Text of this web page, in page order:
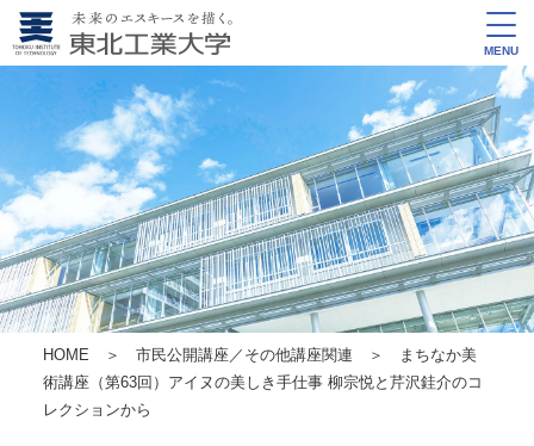
MENU
HOME ＞ 市民公開講座／その他講座関連 ＞ まちなか美
術講座（第63回） アイヌの美しき手仕事 柳宗悦と芹沢銈介のコ
レクションから